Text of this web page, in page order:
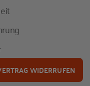
WIDERRUFEN